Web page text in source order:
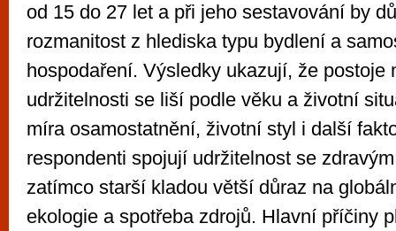
od 15 do 27 let a při jeho sestavování by
rozmanitost z hlediska typu bydlení a
hospodaření. Výsledky ukazují, že postoje
udržitelnosti se liší podle věku a životní
míra osamostatnění, životní styl i další
respondenti spojují udržitelnost se
zatímco starší kladou větší důraz na
ekologie a spotřeba zdrojů. Hlavní příčiny